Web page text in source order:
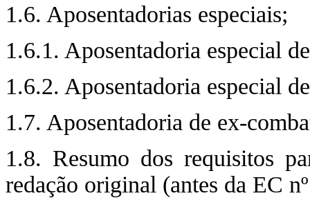
1.6. Aposentadorias especiais;
1.6.1. Aposentadoria especial
1.6.2. Aposentadoria especial
1.7. Aposentadoria de ex-
1.8. Resumo dos requisitos
redação original (antes da EC